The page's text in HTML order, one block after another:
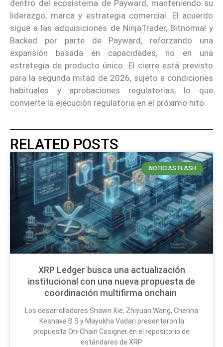
dentro del ecosistema de Payward, manteniendo su
liderazgo, marca y estrategia comercial. El acuerdo
sigue a las adquisiciones de NinjaTrader, Bitnomial y
Backed por parte de Payward, reforzando una
expansión basada en capacidades, no en una
estrategia de producto único. El cierre está previsto
para la segunda mitad de 2026, sujeto a condiciones
habituales y aprobaciones regulatorias, lo que
convierte la ejecución regulatoria en el próximo hito.
RELATED POSTS
NOTICIAS FLASH
XRP Ledger busca una actualización
institucional con una nueva propuesta de
coordinación multifirma onchain
Los desarrolladores Shawn Xie, Zhiyuan Wang, Chenna
Keshava B S y Mayukha Vadari presentaron la
propuesta On-Chain Cosigner en el repositorio de
estándares de XRP